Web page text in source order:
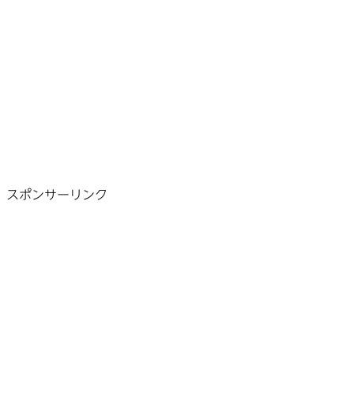
スポンサーリンク